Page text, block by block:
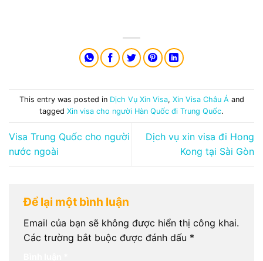
This entry was posted in Dịch Vụ Xin Visa, Xin Visa Châu Á and
tagged Xin visa cho người Hàn Quốc đi Trung Quốc.
Visa Trung Quốc cho người
nước ngoài
Dịch vụ xin visa đi Hong
Kong tại Sài Gòn
Để lại một bình luận
Email của bạn sẽ không được hiển thị công khai.
Các trường bắt buộc được đánh dấu *